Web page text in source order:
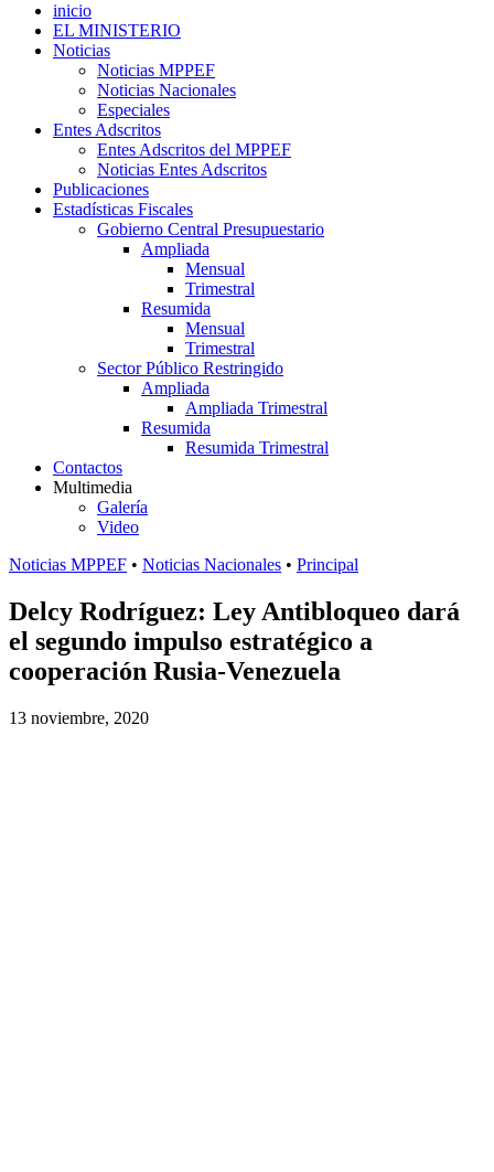
inicio
EL MINISTERIO
Noticias
Noticias MPPEF
Noticias Nacionales
Especiales
Entes Adscritos
Entes Adscritos del MPPEF
Noticias Entes Adscritos
Publicaciones
Estadísticas Fiscales
Gobierno Central Presupuestario
Ampliada
Mensual
Trimestral
Resumida
Mensual
Trimestral
Sector Público Restringido
Ampliada
Ampliada Trimestral
Resumida
Resumida Trimestral
Contactos
Multimedia
Galería
Video
Noticias MPPEF • Noticias Nacionales • Principal
Delcy Rodríguez: Ley Antibloqueo dará
el segundo impulso estratégico a
cooperación Rusia-Venezuela
13 noviembre, 2020